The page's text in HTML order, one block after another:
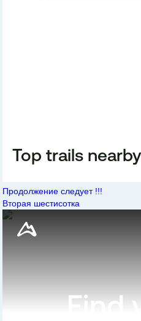
Продолжение следует !!!
Вторая шестисотка